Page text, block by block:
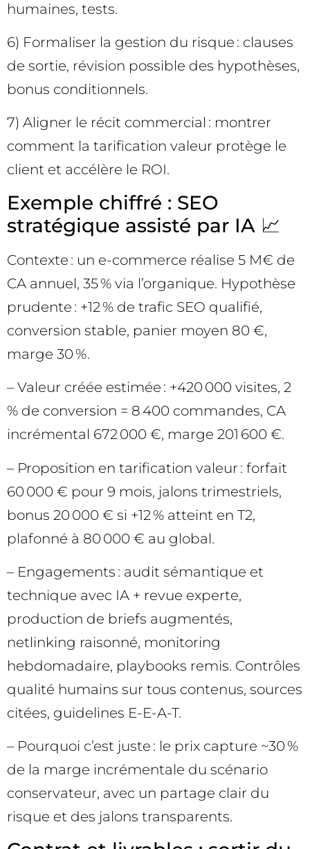
humaines, tests.
6) Formaliser la gestion du risque : clauses
de sortie, révision possible des hypothèses,
bonus conditionnels.
7) Aligner le récit commercial : montrer
comment la tarification valeur protège le
client et accélère le ROI.
Exemple chiffré : SEO
stratégique assisté par IA 📈
Contexte : un e-commerce réalise 5 M€ de
CA annuel, 35 % via l’organique. Hypothèse
prudente : +12 % de trafic SEO qualifié,
conversion stable, panier moyen 80 €,
marge 30 %.
– Valeur créée estimée : +420 000 visites, 2
% de conversion = 8 400 commandes, CA
incrémental 672 000 €, marge 201 600 €.
– Proposition en tarification valeur : forfait
60 000 € pour 9 mois, jalons trimestriels,
bonus 20 000 € si +12 % atteint en T2,
plafonné à 80 000 € au global.
– Engagements : audit sémantique et
technique avec IA + revue experte,
production de briefs augmentés,
netlinking raisonné, monitoring
hebdomadaire, playbooks remis. Contrôles
qualité humains sur tous contenus, sources
citées, guidelines E-E-A-T.
– Pourquoi c’est juste : le prix capture ~30 %
de la marge incrémentale du scénario
conservateur, avec un partage clair du
risque et des jalons transparents.